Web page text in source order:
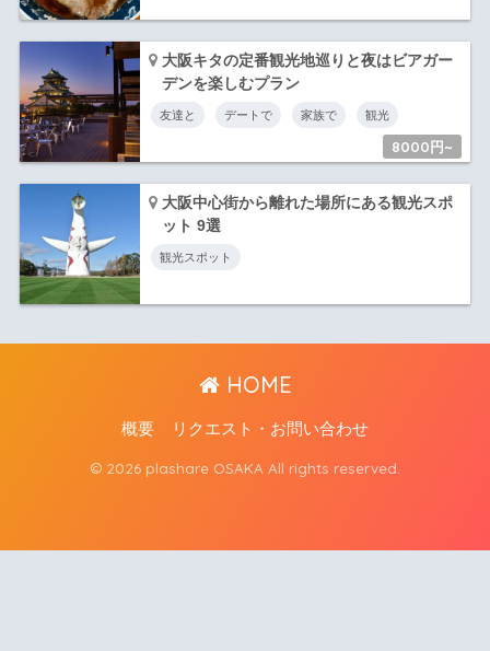
大阪キタの定番観光地巡りと夜はビアガー
デンを楽しむプラン
友達と デートで 家族で 観光
8000円~
大阪中心街から離れた場所にある観光スポ
ット 9選
観光スポット
HOME
概要 リクエスト・お問い合わせ
© 2026 plashare OSAKA All rights reserved.